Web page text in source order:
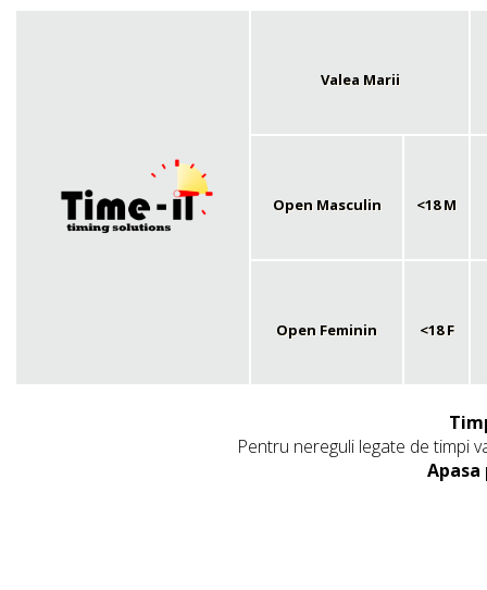
Valea Marii
Open Masculin <18 M
Open Feminin <18 F
Pentru nereguli legate de timpi
Apasa